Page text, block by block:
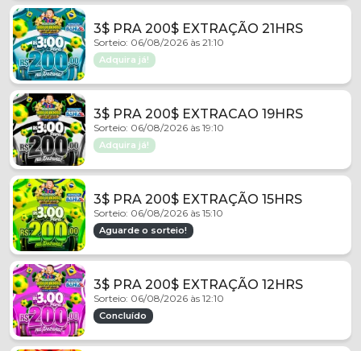
3$ PRA 200$ EXTRAÇÃO 21HRS
Sorteio: 06/08/2026 às 21:10
Adquira já!
3$ PRA 200$ EXTRACAO 19HRS
Sorteio: 06/08/2026 às 19:10
Adquira já!
3$ PRA 200$ EXTRAÇÃO 15HRS
Sorteio: 06/08/2026 às 15:10
Aguarde o sorteio!
3$ PRA 200$ EXTRAÇÃO 12HRS
Sorteio: 06/08/2026 às 12:10
Concluído